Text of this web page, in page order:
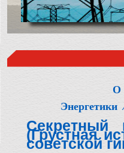
О
Энергетики
Секретный
(Грустная
советской